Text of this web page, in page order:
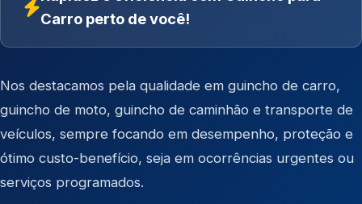
Carro perto de você!
Nos destacamos pela qualidade em guincho de carro,
guincho de moto, guincho de caminhão e transporte de
veículos, sempre focando em desempenho, proteção e
ótimo custo-benefício, seja em ocorrências urgentes ou
serviços programados.